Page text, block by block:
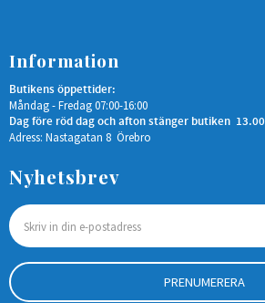
Information
Butikens öppettider:
Måndag - Fredag 07:00-16:00
Dag före röd dag och afton stänger butiken 13.00
Adress: Nastagatan 8 Örebro
Nyhetsbrev
PRENUMERERA